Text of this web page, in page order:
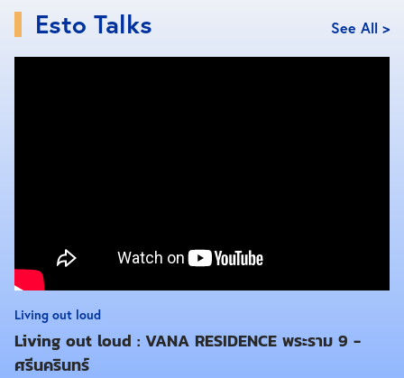
Esto Talks See All >
Living out loud
Living out loud : VANA RESIDENCE พระราม 9 -
ศรีนครินทร์